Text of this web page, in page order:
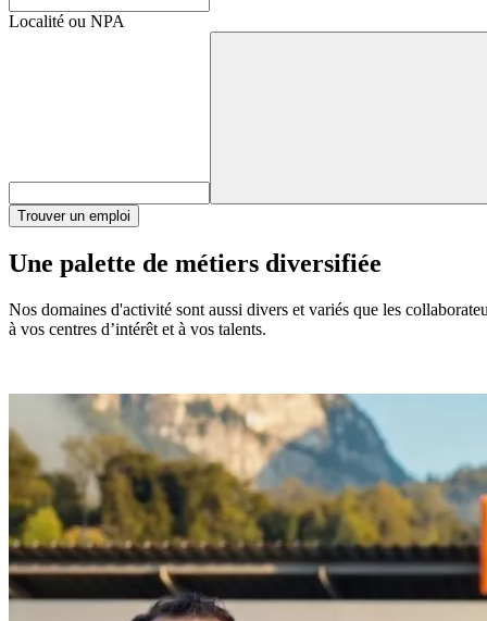
Localité ou NPA
Trouver un emploi
Une palette de métiers diversifiée
Nos domaines d'activité sont aussi divers et variés que les
à vos centres d’intérêt et à vos talents.